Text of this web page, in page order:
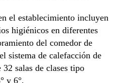
el establecimiento incluyen
higiénicos en diferentes
del comedor de
sistema de calefacción de
salas de clases tipo
y 6°.